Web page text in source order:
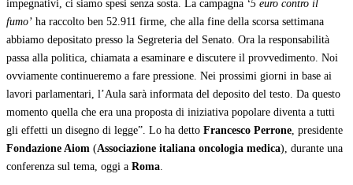
impegnativi, ci siamo spesi senza sosta. La campagna ‘5 euro contro il
fumo’ ha raccolto ben 52.911 firme, che alla fine della scorsa settimana
abbiamo depositato presso la Segreteria del Senato. Ora la responsabilità
passa alla politica, chiamata a esaminare e discutere il provvedimento. Noi
ovviamente continueremo a fare pressione. Nei prossimi giorni in base ai
lavori parlamentari, l’Aula sarà informata del deposito del testo. Da questo
momento quella che era una proposta di iniziativa popolare diventa a tutti
gli effetti un disegno di legge”. Lo ha detto Francesco Perrone, presidente
Fondazione Aiom (Associazione italiana oncologia medica), durante una
conferenza sul tema, oggi a Roma.